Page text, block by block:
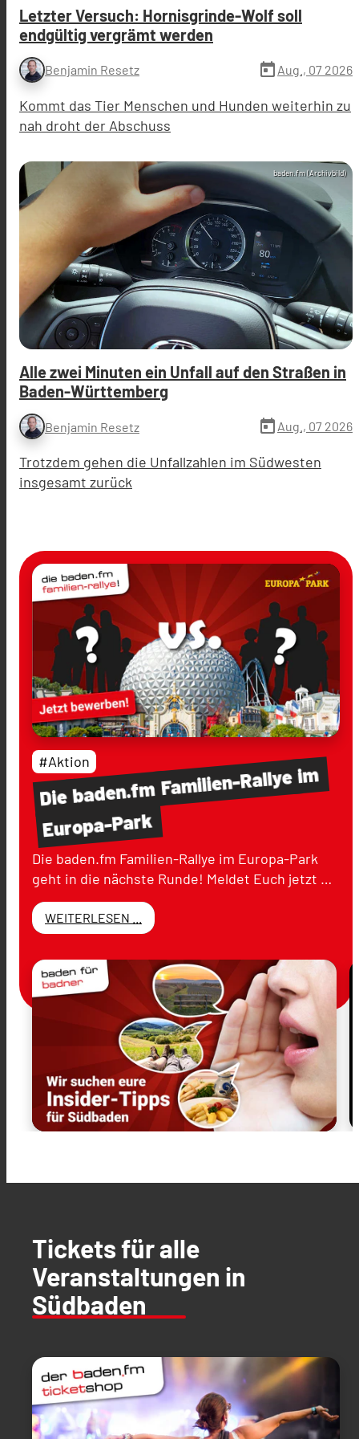
Letzter Versuch: Hornisgrinde-Wolf soll
endgültig vergrämt werden
Benjamin Resetz today Aug., 07 2026
Kommt das Tier Menschen und Hunden weiterhin zu
nah droht der Abschuss
baden.fm (Archivbild)
Alle zwei Minuten ein Unfall auf den Straßen in
Baden-Württemberg
Benjamin Resetz today Aug., 07 2026
Trotzdem gehen die Unfallzahlen im Südwesten
insgesamt zurück
Diebaden.fmFamilien-Rallyeim
Europa-Park
#Aktion
Die baden.fm Familien-Rallye im Europa-Park
geht in die nächste Runde! Meldet Euch jetzt …
WEITERLESEN ...
Tickets für alle
Veranstaltungen in
Südbaden